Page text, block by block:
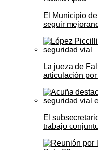
El Municipio
seguir
La jueza de
articulación
El
trabajo